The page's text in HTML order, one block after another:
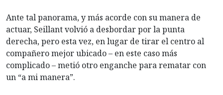
Ante tal panorama, y más acorde con su manera de
actuar, Seillant volvió a desbordar por la punta
derecha, pero esta vez, en lugar de tirar el centro al
compañero mejor ubicado – en este caso más
complicado – metió otro enganche para rematar con
un “a mi manera”.